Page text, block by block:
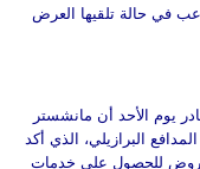
في حالة تلقيها العرض
يوم الأحد أن مانشستر
البرازيلي، الذي أكد
عروض للحصول على خدمات